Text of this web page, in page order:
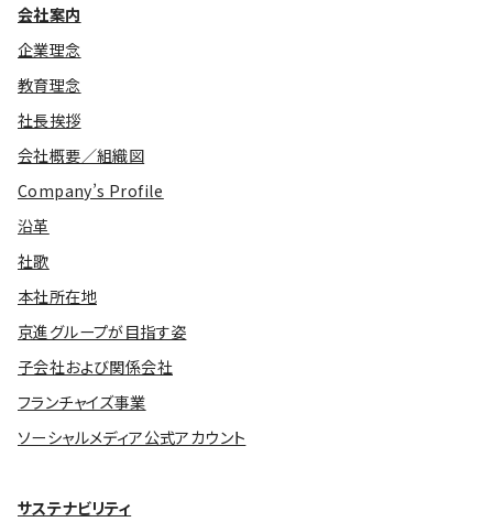
会社案内
企業理念
教育理念
社長挨拶
会社概要／組織図
Company’s Profile
沿革
社歌
本社所在地
京進グループが目指す姿
子会社および関係会社
フランチャイズ事業
ソーシャルメディア公式アカウント
サステナビリティ